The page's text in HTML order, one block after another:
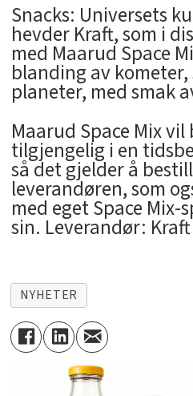
Snacks: Universets
hevder Kraft, som i
med Maarud Space
blanding av
planeter, med smak
Maarud Space Mix
tilgjengelig i en
så det gjelder å
leverandøren, som
med eget Space
sin. Leverandør: Kraft
NYHETER